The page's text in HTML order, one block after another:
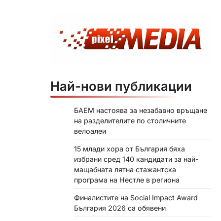
Най-нови публикации
БАЕМ настоява за незабавно връщане
на разделителите по столичните
велоалеи
15 млади хора от България бяха
избрани сред 140 кандидати за най-
мащабната лятна стажантска
програма на Нестле в региона
Финалистите на Social Impact Award
България 2026 са обявени